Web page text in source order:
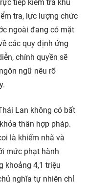
tiếp kiểm tra khu
tra, lực lượng chức
ngoài đang có mặt
các quy định ứng
chính quyền sẽ
ngữ nêu rõ
Lan không có bất
thân hợp pháp.
là khiếm nhã và
mức phạt hành
khoảng 4,1 triệu
nghĩa tự nhiên chỉ